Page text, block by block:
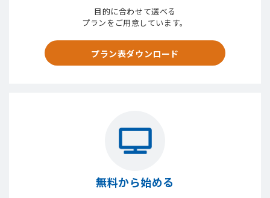
目的に合わせて選べる
プランをご用意しています。
プラン表ダウンロード
無料から始める